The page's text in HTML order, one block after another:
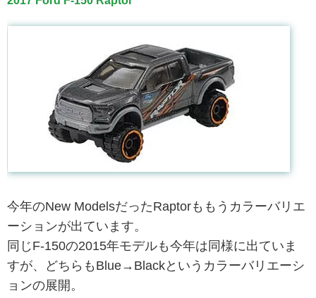
今年のNew ModelsだったRaptorももうカラーバリエ
ーションが出ています。
同じF-150の2015年モデルも今年は同様に出ていま
すが、どちらもBlue→Blackというカラーバリエーシ
ョンの展開。